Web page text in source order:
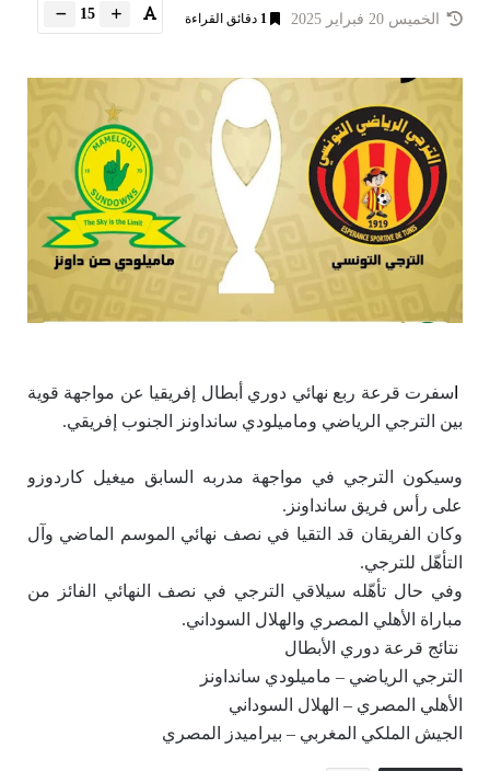
الخميس 20 فبراير 2025 1 دقائق القراءة 15
سفرت قرعة ربع نهائي دوري أبطال إفريقيا عن مواجهة قوية
بين الترجي الرياضي وماميلودي سانداونز الجنوب إفريقي.
وسيكون الترجي في مواجهة مدربه السابق ميغيل كاردوزو
على رأس فريق سانداونز.
وكان الفريقان قد التقيا في نصف نهائي الموسم الماضي وآل
التأهّل للترجي.
وفي حال تأهّله سيلاقي الترجي في نصف النهائي الفائز من
مباراة الأهلي المصري والهلال السوداني.
نتائج قرعة دوري الأبطال
الترجي الرياضي – ماميلودي سانداونز
الأهلي المصري – الهلال السوداني
الجيش الملكي المغربي – بيراميدز المصري